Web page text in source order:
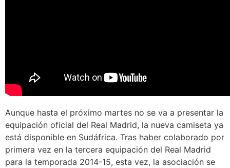
Aunque hasta el próximo martes no se va a presentar la
equipación oficial del Real Madrid, la nueva camiseta ya
está disponible en Sudáfrica. Tras haber colaborado por
primera vez en la tercera equipación del Real Madrid
para la temporada 2014-15, esta vez, la asociación se